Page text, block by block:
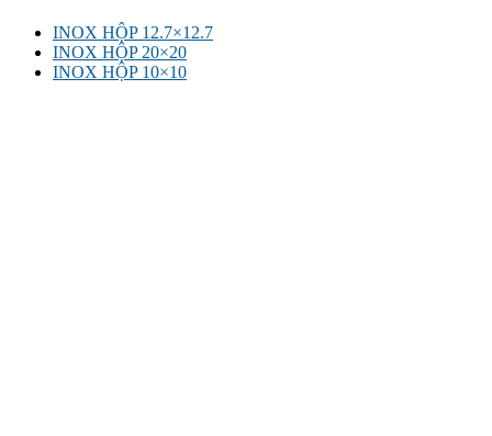
INOX HỘP 12.7×12.7
INOX HỘP 20×20
INOX HỘP 10×10